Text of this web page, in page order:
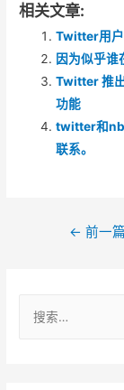
相关文章:
Twitter用户
因为似乎
Twitter 推
功能
twitter和
联系。
航
← 前一